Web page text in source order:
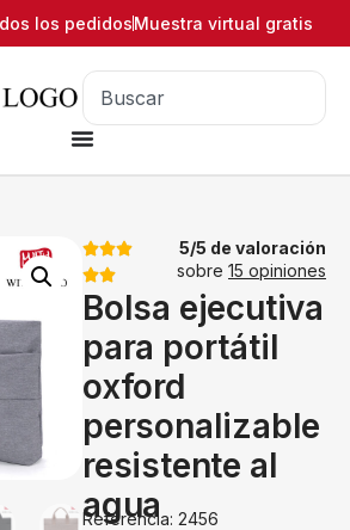
los pedidosMuestra virtual gratis
5/5 de valoración
sobre 15 opiniones
Bolsa ejecutiva
para portátil
oxford
personalizable
resistente al
agua
Referencia: 2456